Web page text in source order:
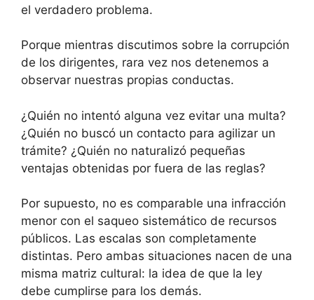
el verdadero problema.
Porque mientras discutimos sobre la corrupción
de los dirigentes, rara vez nos detenemos a
observar nuestras propias conductas.
¿Quién no intentó alguna vez evitar una multa?
¿Quién no buscó un contacto para agilizar un
trámite? ¿Quién no naturalizó pequeñas
ventajas obtenidas por fuera de las reglas?
Por supuesto, no es comparable una infracción
menor con el saqueo sistemático de recursos
públicos. Las escalas son completamente
distintas. Pero ambas situaciones nacen de una
misma matriz cultural: la idea de que la ley
debe cumplirse para los demás.